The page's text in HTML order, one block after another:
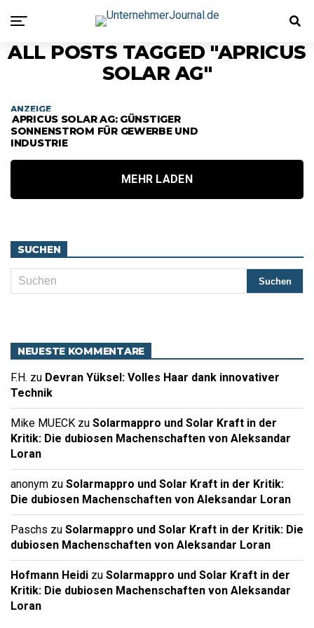
ALL POSTS TAGGED "APRICUS
SOLAR AG"
ANZEIGE
APRICUS SOLAR AG: GÜNSTIGER
SONNENSTROM FÜR GEWERBE UND
INDUSTRIE
MEHR LADEN
SUCHEN
NEUESTE KOMMENTARE
F.H. zu Devran Yüksel: Volles Haar dank innovativer
Technik
Mike MUECK zu Solarmappro und Solar Kraft in der
Kritik: Die dubiosen Machenschaften von Aleksandar
Loran
anonym zu Solarmappro und Solar Kraft in der Kritik:
Die dubiosen Machenschaften von Aleksandar Loran
Paschs zu Solarmappro und Solar Kraft in der Kritik: Die
dubiosen Machenschaften von Aleksandar Loran
Hofmann Heidi zu Solarmappro und Solar Kraft in der
Kritik: Die dubiosen Machenschaften von Aleksandar
Loran